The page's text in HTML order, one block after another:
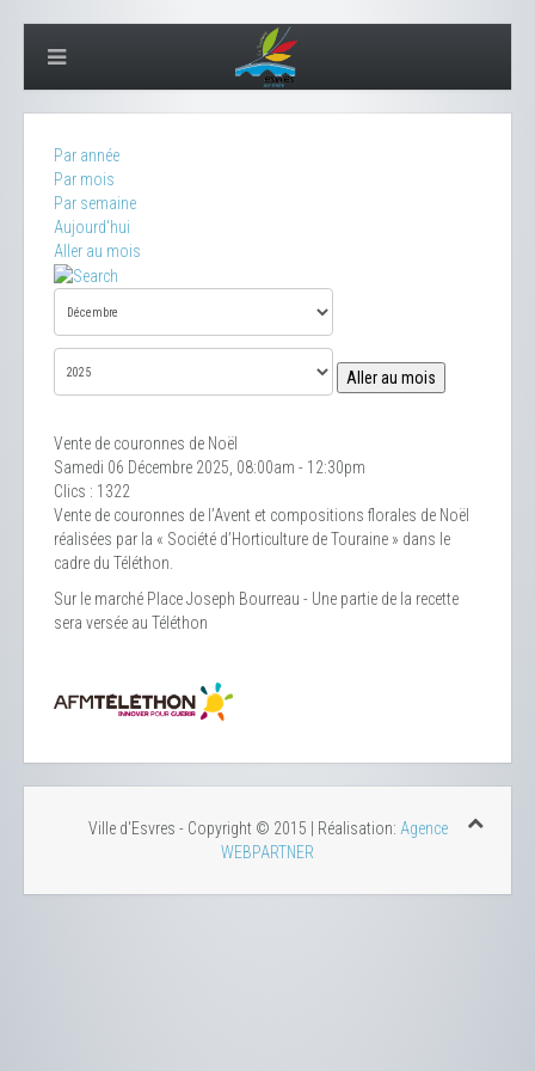
Par année
Par mois
Par semaine
Aujourd'hui
Aller au mois
Aller au mois
Vente de couronnes de Noël
Samedi 06 Décembre 2025, 08:00am - 12:30pm
Clics : 1322
Vente de couronnes de l’Avent et compositions florales de Noël
réalisées par la « Société d’Horticulture de Touraine » dans le
cadre du Téléthon.
Sur le marché Place Joseph Bourreau - Une partie de la recette
sera versée au Téléthon
Ville d'Esvres - Copyright © 2015 | Réalisation: Agence
WEBPARTNER